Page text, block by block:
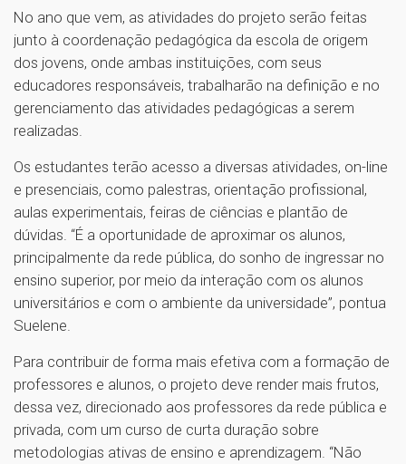
No ano que vem, as atividades do projeto serão feitas
junto à coordenação pedagógica da escola de origem
dos jovens, onde ambas instituições, com seus
educadores responsáveis, trabalharão na definição e no
gerenciamento das atividades pedagógicas a serem
realizadas.
Os estudantes terão acesso a diversas atividades, on-line
e presenciais, como palestras, orientação profissional,
aulas experimentais, feiras de ciências e plantão de
dúvidas. “É a oportunidade de aproximar os alunos,
principalmente da rede pública, do sonho de ingressar no
ensino superior, por meio da interação com os alunos
universitários e com o ambiente da universidade”, pontua
Suelene.
Para contribuir de forma mais efetiva com a formação de
professores e alunos, o projeto deve render mais frutos,
dessa vez, direcionado aos professores da rede pública e
privada, com um curso de curta duração sobre
metodologias ativas de ensino e aprendizagem. “Não